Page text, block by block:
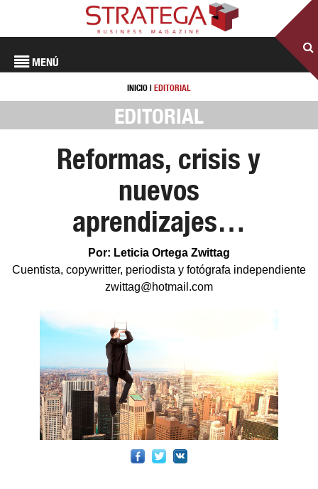
MENÚ
INICIO | EDITORIAL
EDITORIAL
Reformas, crisis y
nuevos
aprendizajes…
Por: Leticia Ortega Zwittag
Cuentista, copywritter, periodista y fotógrafa independiente
zwittag@hotmail.com